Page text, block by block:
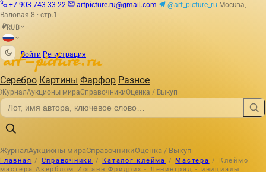
+7 903 743 33 22 artpicture.ru@gmail.com @art_picture_ru Москва,
Валовая 8 · стр.1
₽RUB
Войти Регистрация
Серебро Картины Фарфор Разное
ЖурналАукционы мираСправочникиОценка / Выкуп
ЖурналАукционы мираСправочникиОценка / Выкуп
Главная / Справочники / Каталог клейма / Мастера /
Клеймо
мастера Акерблом Иоганн Фридрих - Ленинград - инициалы